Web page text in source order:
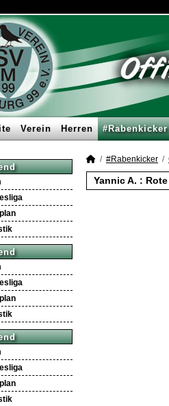
Verein Herren #Rabenkicker
#Rabenkicker
Yannic A. :